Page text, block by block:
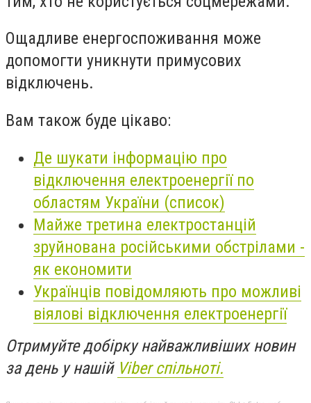
Ощадливе енергоспоживання може
допомогти уникнути примусових
відключень.
Вам також буде цікаво:
Де шукати інформацію про
відключення електроенергії по
областям України (список)
Майже третина електростанцій
зруйнована російськими обстрілами -
як економити
Українців повідомляють про можливі
віялові відключення електроенергії
Отримуйте добірку найважливіших новин
за день у нашій Viber спільноті.